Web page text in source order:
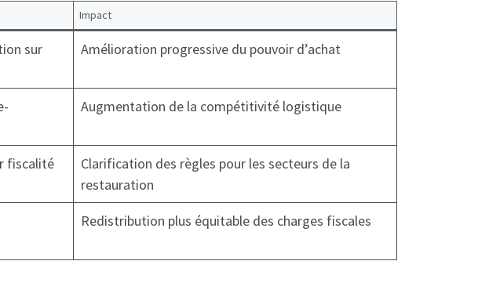
Impact
sur
Amélioration progressive du pouvoir d’achat
Augmentation de la compétitivité logistique
fiscalité
Clarification des règles pour les secteurs de la
restauration
Redistribution plus équitable des charges fiscales